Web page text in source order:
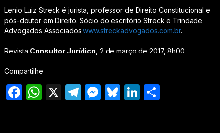
Lenio Luiz Streck é jurista, professor de Direito Constitucional e
pós-doutor em Direito. Sócio do escritório Streck e Trindade
Advogados Associados:www.streckadvogados.com.br.
Revista Consultor Jurídico , 2 de março de 2017, 8h00
Compartilhe
Facebook
WhatsApp
X Telegram
Messenger
Bluesky
LinkedIn
Share